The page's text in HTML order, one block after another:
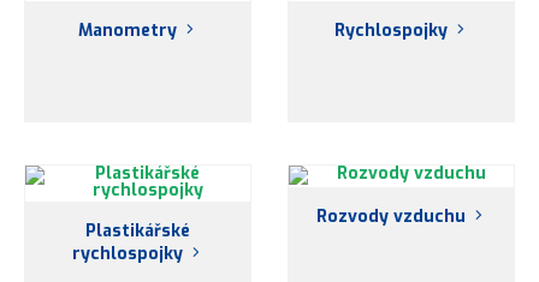
Manometry Rychlospojky
Plastikářské
rychlospojky
Rozvody vzduchu